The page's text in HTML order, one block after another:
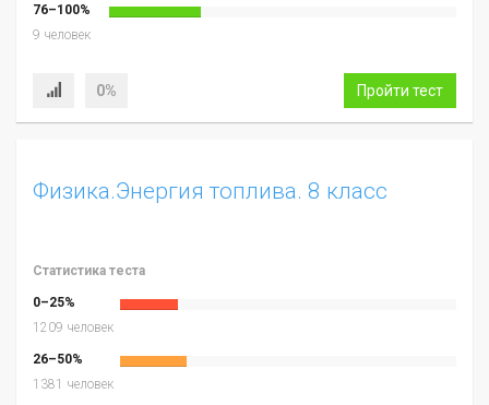
76–100%
9 человек
0% Пройти тест
Физика.Энергия топлива. 8 класс
Статистика теста
0–25%
1209 человек
26–50%
1381 человек